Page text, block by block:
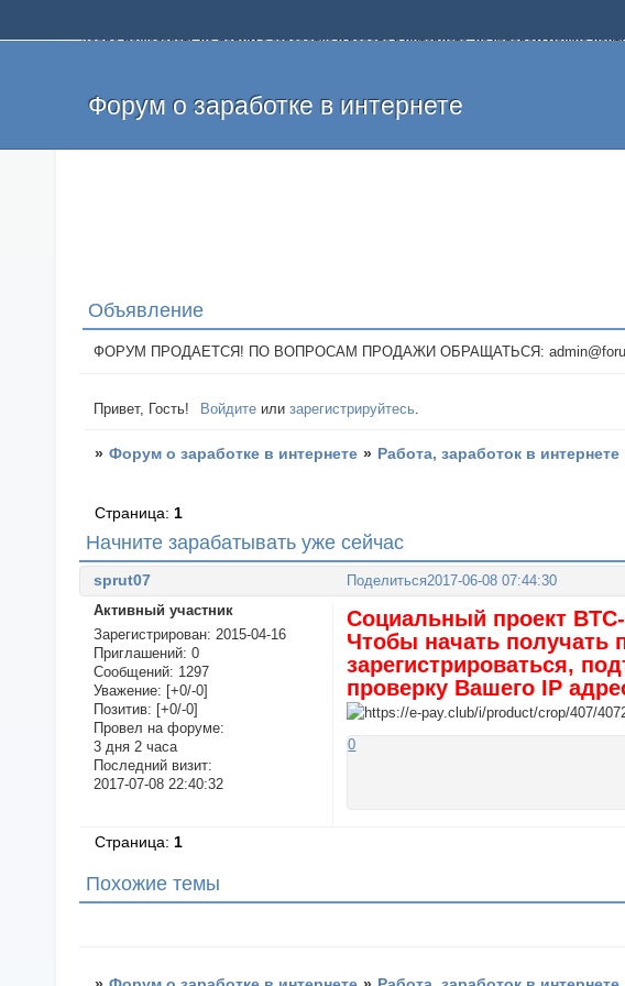
Добро пожаловать на форум о заработке и работе в интернете, на котором можно
и оставлять свои отзывы. Если вы знаете, что определенный проект или сайт не
легкие деньги без вложений и регистрации уже сегодня. Создавайте новые темы,
Форум о заработке в интернете
Объявление
ФОРУМ ПРОДАЕТСЯ! ПО ВОПРОСАМ ПРОДАЖИ ОБРАЩАТЬСЯ:
Привет, Гость! Войдите илизарегистрируйтесь.
» Форум о заработке в интернете » Работа, заработок в интернете
Начните зарабатывать уже сейчас
Страница: 1
Поделиться2017-06-08 07:44:30
sprut07
Активный участник
Зарегистрирован: 2015-04-16
Приглашений: 0
Сообщений: 1297
Уважение: [+0/-0]
Позитив: [+0/-0]
Провел на форуме:
3 дня 2 часа
Последний визит:
2017-07-08 22:40:32
Социальный проект
Чтобы начать получать
зарегистрироваться,
проверку Вашего IP
0
Страница: 1
Похожие темы